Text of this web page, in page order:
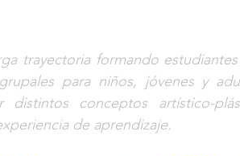
trayectoria formando
para niños, jóvenes y
distintos conceptos artístico-
de aprendizaje.